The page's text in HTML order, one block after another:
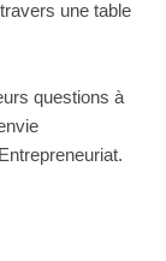
une table
questions à